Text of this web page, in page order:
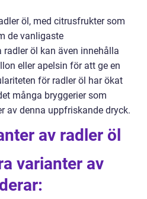
öl, med citrusfrukter som
de vanligaste
öl kan även innehålla
eller apelsin för att ge en
för radler öl har ökat
många bryggerier som
av denna uppfriskande dryck.
av radler öl
varianter av